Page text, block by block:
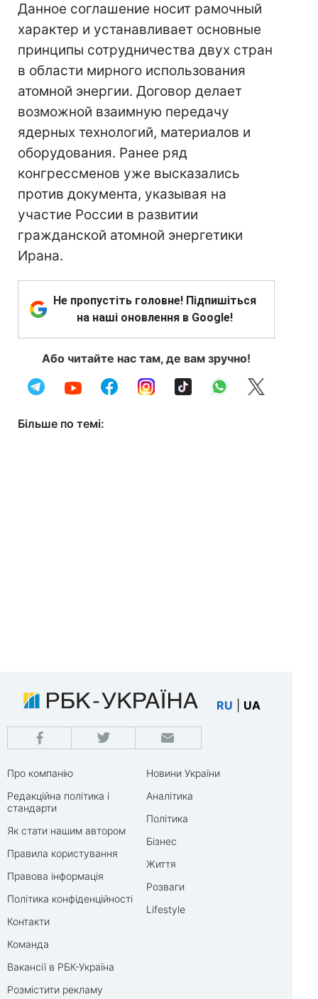
Данное соглашение носит рамочный
характер и устанавливает основные
принципы сотрудничества двух стран
в области мирного использования
атомной энергии. Договор делает
возможной взаимную передачу
ядерных технологий, материалов и
оборудования. Ранее ряд
конгрессменов уже высказались
против документа, указывая на
участие России в развитии
гражданской атомной энергетики
Ирана.
Не пропустіть головне! Підпишіться
на наші оновлення в Google!
Або читайте нас там, де вам зручно!
Більше по темі:
RU UA
Про компанію
Редакційна політика і
стандарти
Як стати нашим автором
Правила користування
Правова інформація
Політика конфіденційності
Контакти
Команда
Вакансії в РБК-Україна
Розмістити рекламу
Новини України
Аналітика
Політика
Бізнес
Життя
Розваги
Lifestyle